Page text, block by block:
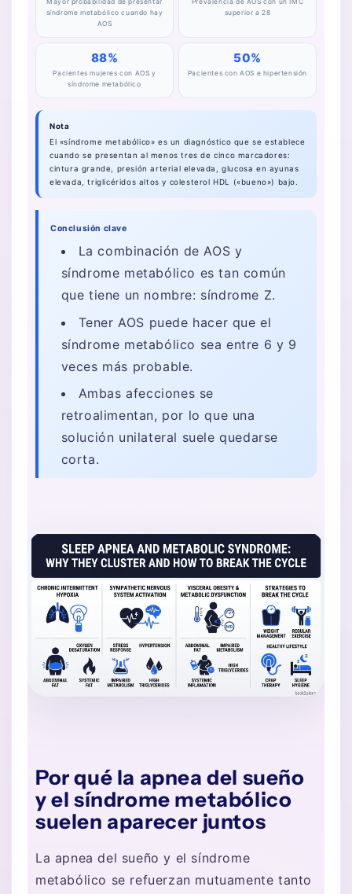
Mayor probabilidad de presentar
síndrome metabólico cuando hay
AOS
Prevalencia de AOS con un IMC
superior a 28
88%
Pacientes mujeres con AOS y
síndrome metabólico
50%
Pacientes con AOS e hipertensión
Nota
El «síndrome metabólico» es un diagnóstico que se establece
cuando se presentan al menos tres de cinco marcadores:
cintura grande, presión arterial elevada, glucosa en ayunas
elevada, triglicéridos altos y colesterol HDL («bueno») bajo.
Conclusión clave
La combinación de AOS y
síndrome metabólico es tan común
que tiene un nombre: síndrome Z.
Tener AOS puede hacer que el
síndrome metabólico sea entre 6 y 9
veces más probable.
Ambas afecciones se
retroalimentan, por lo que una
solución unilateral suele quedarse
corta.
Por qué la apnea del sueño
y el síndrome metabólico
suelen aparecer juntos
La apnea del sueño y el síndrome
metabólico se refuerzan mutuamente tanto